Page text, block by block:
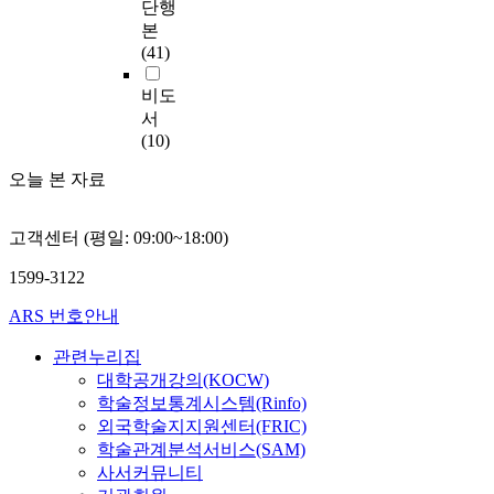
단행
본
(41)
비도
서
(10)
오늘 본 자료
고객센터 (평일: 09:00~18:00)
1599-3122
ARS 번호안내
관련누리집
대학공개강의(KOCW)
학술정보통계시스템(Rinfo)
외국학술지지원센터(FRIC)
학술관계분석서비스(SAM)
사서커뮤니티